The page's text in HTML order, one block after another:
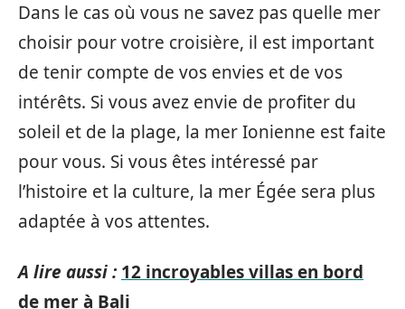
Dans le cas où vous ne savez pas quelle mer
choisir pour votre croisière, il est important
de tenir compte de vos envies et de vos
intérêts. Si vous avez envie de profiter du
soleil et de la plage, la mer Ionienne est faite
pour vous. Si vous êtes intéressé par
l’histoire et la culture, la mer Égée sera plus
adaptée à vos attentes.
A lire aussi : 12 incroyables villas en bord
de mer à Bali